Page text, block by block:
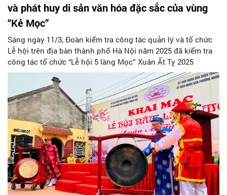
và phát huy di sản văn hóa đặc sắc của vùng
“Kẻ Mọc”
Sáng ngày 11/3, Đoàn kiểm tra công tác quản lý và tổ chức
Lễ hội trên địa bàn thành phố Hà Nội năm 2025 đã kiểm tra
công tác tổ chức “Lễ hội 5 làng Mọc” Xuân Ất Tỵ 2025